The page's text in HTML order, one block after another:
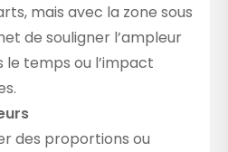
mais avec la zone sous
de souligner l’ampleur
temps ou l’impact
des proportions ou